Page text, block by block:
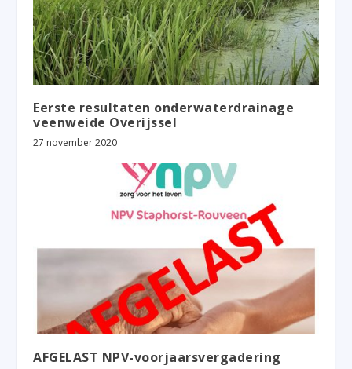
Eerste resultaten onderwaterdrainage
veenweide Overijssel
27 november 2020
AFGELAST NPV-voorjaarsvergadering